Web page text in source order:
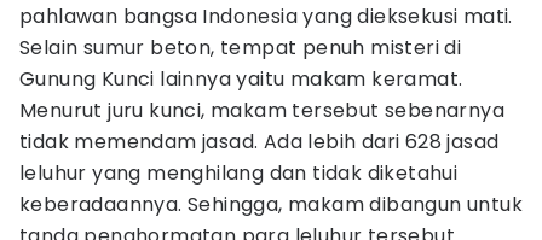
pahlawan bangsa Indonesia yang dieksekusi mati.
Selain sumur beton, tempat penuh misteri di
Gunung Kunci lainnya yaitu makam keramat.
Menurut juru kunci, makam tersebut sebenarnya
tidak memendam jasad. Ada lebih dari 628 jasad
leluhur yang menghilang dan tidak diketahui
keberadaannya. Sehingga, makam dibangun untuk